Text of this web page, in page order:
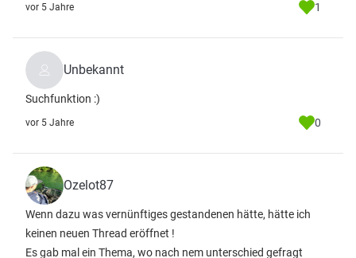
vor 5 Jahre 1
Unbekannt
Suchfunktion :)
vor 5 Jahre 0
Ozelot87
Wenn dazu was vernünftiges gestandenen hätte, hätte ich
keinen neuen Thread eröffnet !
Es gab mal ein Thema, wo nach nem unterschied gefragt